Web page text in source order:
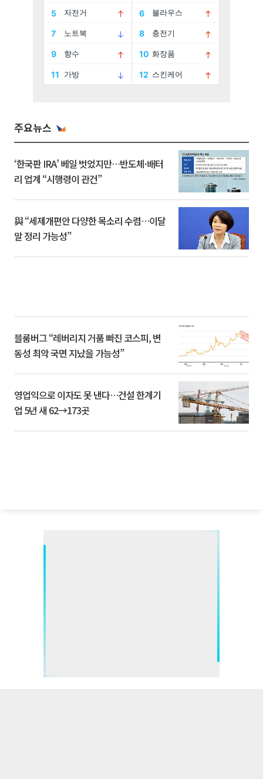
주요뉴스
‘한국판 IRA’ 베일 벗었지만…반도체·배터
리 업계 “시행령이 관건”
與 “세제개편안 다양한 목소리 수렴…이달
말 정리 가능성”
블룸버그 “레버리지 거품 빠진 코스피, 변
동성 최악 국면 지났을 가능성”
영업익으로 이자도 못 낸다…건설 한계기
업 5년 새 62→173곳